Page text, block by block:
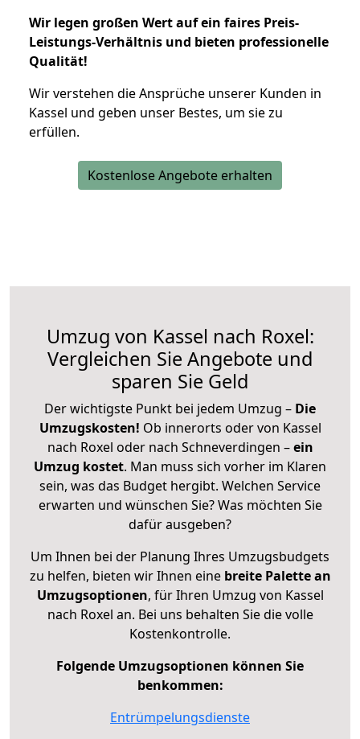
Wir legen großen Wert auf ein faires Preis-
Leistungs-Verhältnis und bieten professionelle
Qualität!
Wir verstehen die Ansprüche unserer Kunden in
Kassel und geben unser Bestes, um sie zu
erfüllen.
Kostenlose Angebote erhalten
Umzug von Kassel nach Roxel:
Vergleichen Sie Angebote und
sparen Sie Geld
Der wichtigste Punkt bei jedem Umzug – Die
Umzugskosten! Ob innerorts oder von Kassel
nach Roxel oder nach Schneverdingen –ein
Umzug kostet. Man muss sich vorher im Klaren
sein, was das Budget hergibt. Welchen Service
erwarten und wünschen Sie? Was möchten Sie
dafür ausgeben?
Um Ihnen bei der Planung Ihres Umzugsbudgets
zu helfen, bieten wir Ihnen eine breite Palette an
Umzugsoptionen, für Ihren Umzug von Kassel
nach Roxel an. Bei uns behalten Sie die volle
Kostenkontrolle.
Folgende Umzugsoptionen können Sie
benkommen:
Entrümpelungsdienste